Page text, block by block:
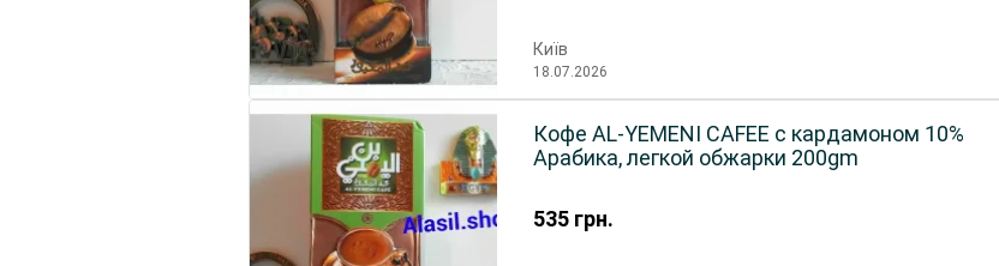
Київ
18.07.2026
535 грн.
Кофе AL-YEMENI CAFEE с кардамоном 10%
Арабика, легкой обжарки 200gm